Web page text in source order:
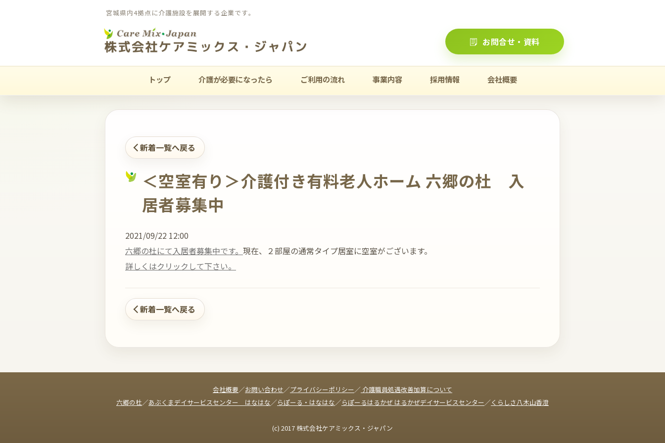
宮城県内4拠点に介護施設を展開する企業です。
お問合せ・資料
トップ 介護が必要になったら ご利用の流れ 事業内容 採用情報 会社概要
新着一覧へ戻る
＜空室有り＞介護付き有料老人ホーム 六郷の杜 入
居者募集中
2021/09/22 12:00
六郷の杜にて入居者募集中です。 現在、２部屋の通常タイプ居室に空室がございます。
詳しくはクリックして下さい。
新着一覧へ戻る
会社概要／お問い合わせ／プライバシーポリシー／ 介護職員処遇改善加算について
六郷の杜／あぶくまデイサービスセンター はなはな／らぽーる・はなはな／らぽーるはるかぜ はるかぜデイサービスセンター／くらしさ八木山香澄
(c) 2017 株式会社ケアミックス・ジャパン